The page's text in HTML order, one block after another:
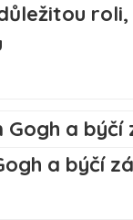
a býčí